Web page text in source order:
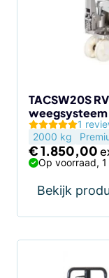
TACSW20S
weegsysteem
1
2000 kg
€1.850,00
Op voorraad,
Bekijk